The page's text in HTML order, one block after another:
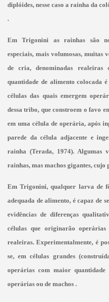
diplóides, nesse caso a rainha da
.
Em Trigonini as rainhas são
especiais, mais volumosas, muitas
de cria, denominadas realeiras
quantidade de alimento colocada
células das quais emergem
dessa tribo, que constroem o favo
em uma célula de operária, após
parede da célula adjacente e
rainha (Terada, 1974). Algumas
rainhas, mas machos gigantes, cujo
Em Trigonini, qualquer larva de
adequada de alimento, é capaz de
evidências de diferenças
células que originarão
realeiras. Experimentalmente, é
se, em células grandes
operárias com maior
operárias ou de machos .